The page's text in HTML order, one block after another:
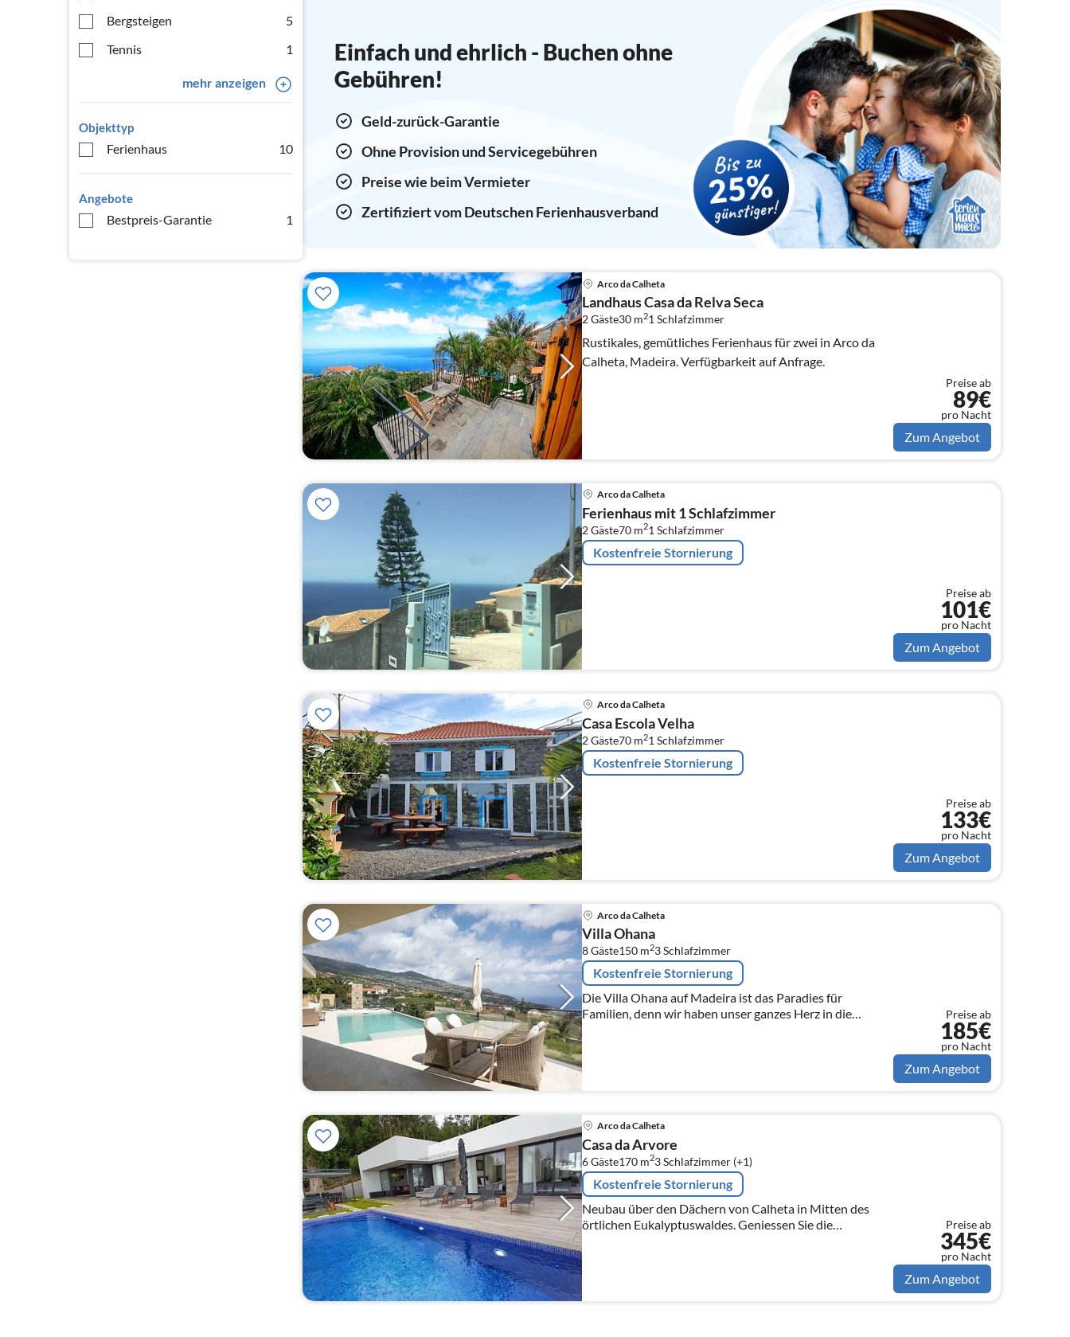
Bergsteigen
5
Tennis
1
mehr anzeigen
Objekttyp
Ferienhaus 10
Angebote
Bestpreis-Garantie 1
Einfach und ehrlich - Buchen ohne
Gebühren!
Geld-zurück-Garantie
Ohne Provision und Servicegebühren
Preise wie beim Vermieter
Zertifiziert vom Deutschen Ferienhausverband
Arco da Calheta
Landhaus Casa da Relva Seca
2 Gäste30 m21Schlafzimmer
Rustikales, gemütliches Ferienhaus für zwei in Arco da
Calheta, Madeira. Verfügbarkeit auf Anfrage.
Preise ab
89€
pro Nacht
Zum Angebot
Arco da Calheta
Ferienhaus mit 1 Schlafzimmer
2 Gäste70 m21 Schlafzimmer
Kostenfreie Stornierung
Preise ab
101€
pro Nacht
Zum Angebot
Arco da Calheta
Casa Escola Velha
2 Gäste70 m21 Schlafzimmer
Kostenfreie Stornierung
Preise ab
133€
pro Nacht
Zum Angebot
Arco da Calheta
Villa Ohana
8 Gäste150 m23Schlafzimmer
Kostenfreie Stornierung
Die Villa Ohana auf Madeira ist das Paradies für
Familien, denn wir haben unser ganzes Herz in die
Einrichtung unseres modernen Bungalows gesteckt. Die
Villa Ohana liegt auf ca.
Preise ab
185€
pro Nacht
Zum Angebot
Arco da Calheta
Casa da Arvore
6 Gäste170 m23Schlafzimmer (+1)
Kostenfreie Stornierung
Neubau über den Dächern von Calheta in Mitten des
örtlichen Eukalyptuswaldes. Geniessen Sie die
traumhafte Aussicht, egal ob im beheizbaren Pool, an der
Feuerstelle oder beim Grill...
Preise ab
345€
pro Nacht
Zum Angebot